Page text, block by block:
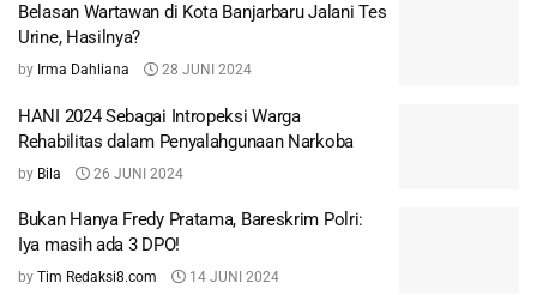
Belasan Wartawan di Kota Banjarbaru Jalani Tes
Urine, Hasilnya?
by Irma Dahliana 28 JUNI 2024
HANI 2024 Sebagai Intropeksi Warga
Rehabilitas dalam Penyalahgunaan Narkoba
by Bila 26 JUNI 2024
Bukan Hanya Fredy Pratama, Bareskrim Polri:
Iya masih ada 3 DPO!
by Tim Redaksi8.com 14 JUNI 2024